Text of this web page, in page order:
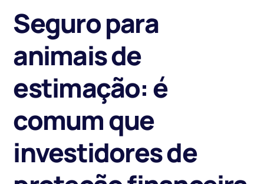
Seguro para
animais de
estimação: é
comum que
investidores de